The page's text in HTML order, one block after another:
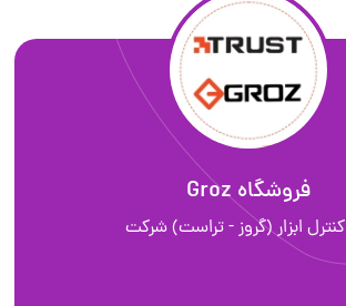
فروشگاه Groz
کنترل ابزار (گروز - تراست) شرکت